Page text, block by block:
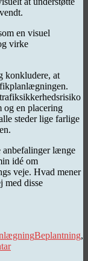
en visuel
virke
konkludere, at
og en placering
steder lige farlige
anbefalinger længe
idé om
veje. Hvad mener
med disse
Beplantning,
til